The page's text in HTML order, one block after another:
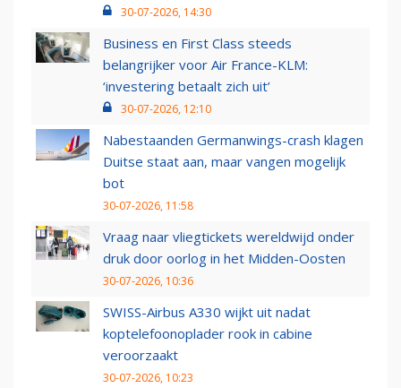
30-07-2026, 14:30
Business en First Class steeds
belangrijker voor Air France-KLM:
‘investering betaalt zich uit’
30-07-2026, 12:10
Nabestaanden Germanwings-crash klagen
Duitse staat aan, maar vangen mogelijk
bot
30-07-2026, 11:58
Vraag naar vliegtickets wereldwijd onder
druk door oorlog in het Midden-Oosten
30-07-2026, 10:36
SWISS-Airbus A330 wijkt uit nadat
koptelefoonoplader rook in cabine
veroorzaakt
30-07-2026, 10:23